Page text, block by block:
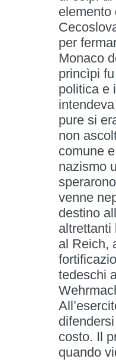
elemento
per
Monaco
princìpi
politica e
pure si
non
comune
nazismo
venne
destino
altrettanti
al Reich,
tedeschi
costo. Il
quando